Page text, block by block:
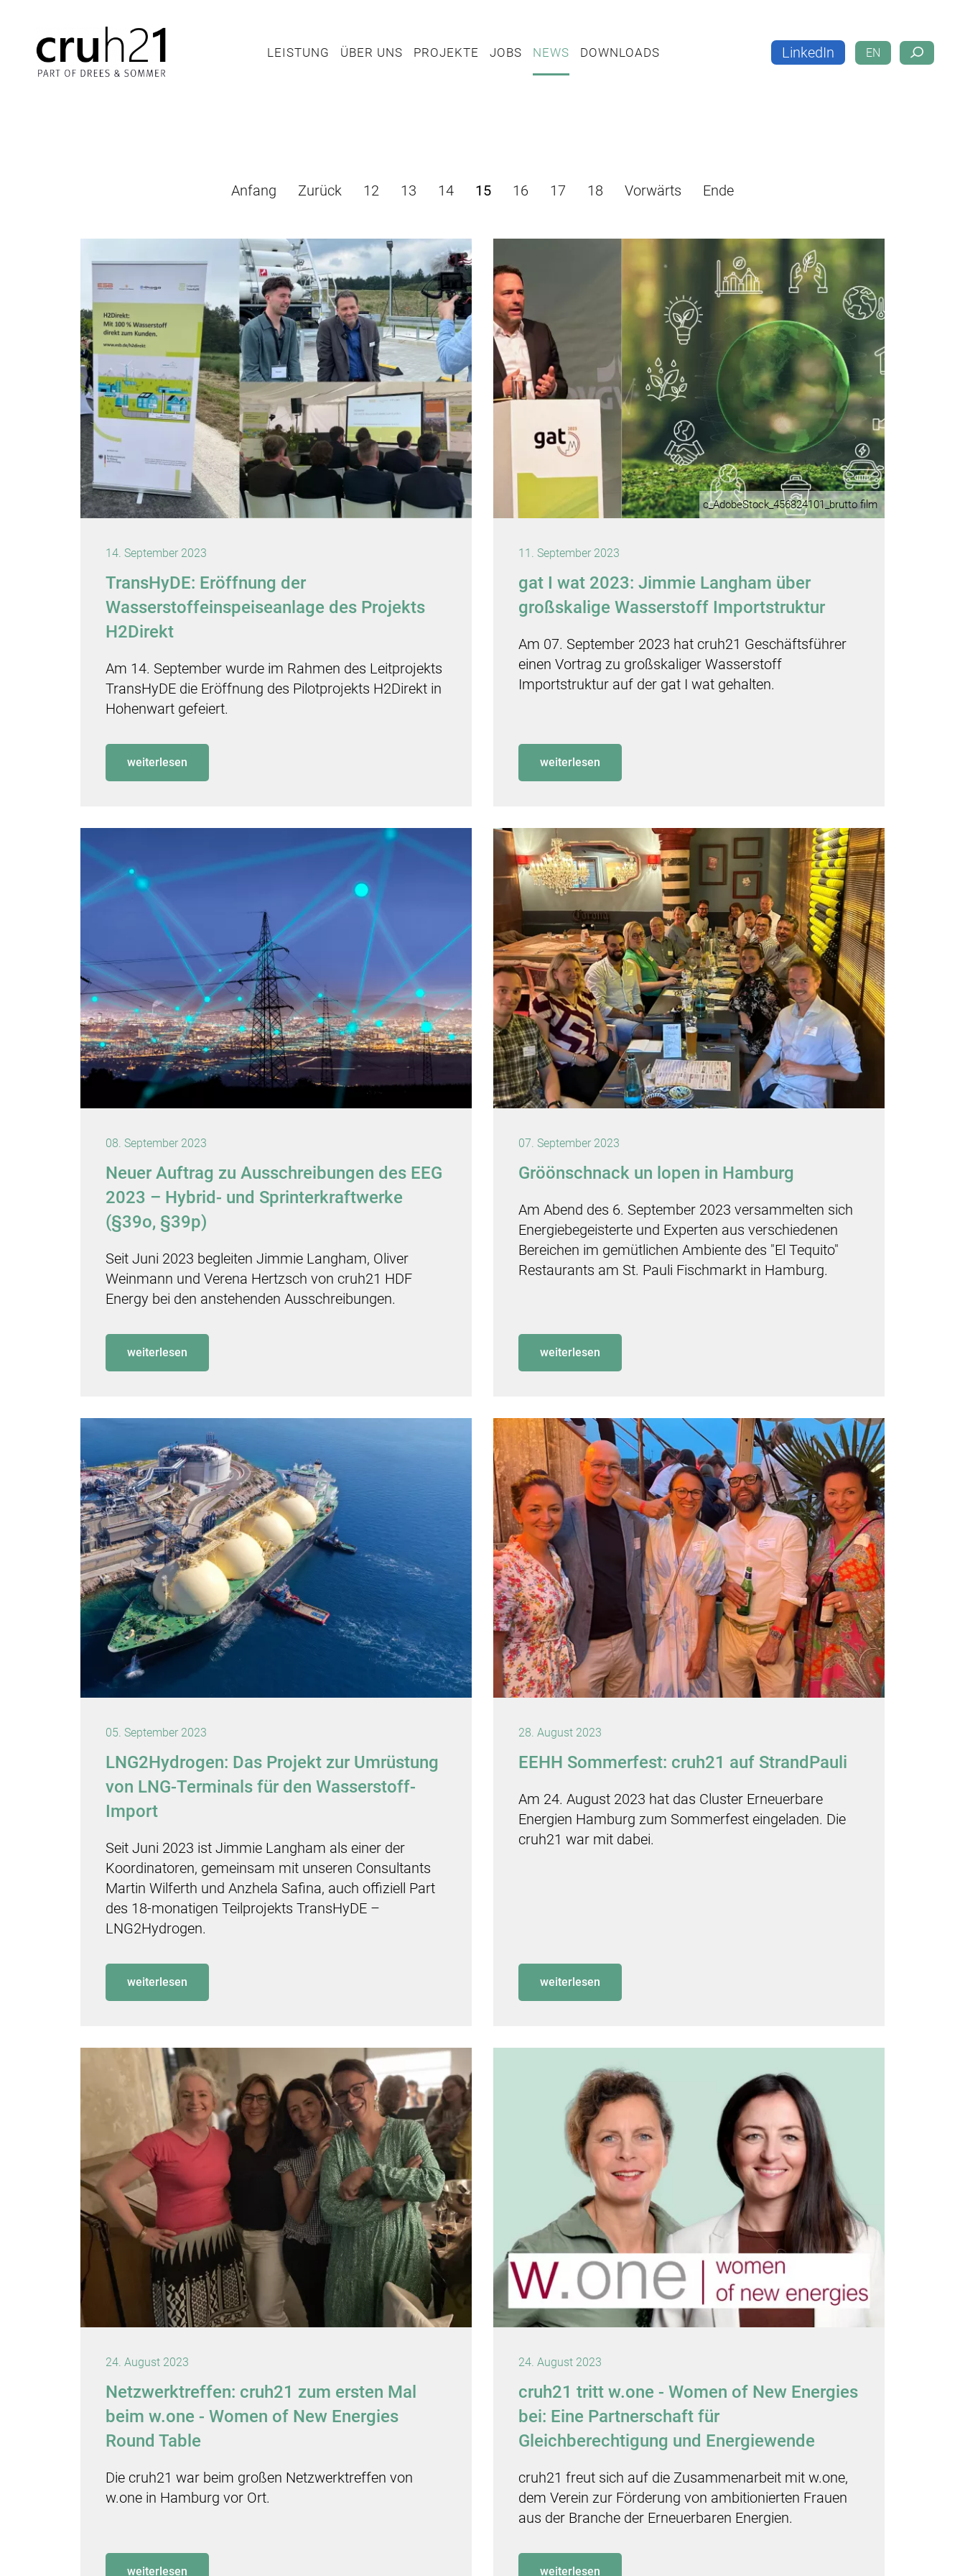
LEISTUNG ÜBER UNS PROJEKTE JOBS NEWS DOWNLOADS EN
LinkedIn
EN
LinkedIn
Anfang Zurück 12 13 14 15 16 17 18 Vorwärts Ende
14. September 2023
TransHyDE: Eröffnung der
Wasserstoffeinspeiseanlage des Projekts
H2Direkt
Am 14. September wurde im Rahmen des Leitprojekts
TransHyDE die Eröffnung des Pilotprojekts H2Direkt in
Hohenwart gefeiert.
weiterlesen
c_AdobeStock_456824101_brutto film
11. September 2023
gat I wat 2023: Jimmie Langham über
großskalige Wasserstoff Importstruktur
Am 07. September 2023 hat cruh21 Geschäftsführer
einen Vortrag zu großskaliger Wasserstoff
Importstruktur auf der gat I wat gehalten.
weiterlesen
08. September 2023
Neuer Auftrag zu Ausschreibungen des EEG
2023 – Hybrid- und Sprinterkraftwerke
(§39o, §39p)
Seit Juni 2023 begleiten Jimmie Langham, Oliver
Weinmann und Verena Hertzsch von cruh21 HDF
Energy bei den anstehenden Ausschreibungen.
weiterlesen
07. September 2023
Gröönschnack un lopen in Hamburg
Am Abend des 6. September 2023 versammelten sich
Energiebegeisterte und Experten aus verschiedenen
Bereichen im gemütlichen Ambiente des "El Tequito"
Restaurants am St. Pauli Fischmarkt in Hamburg.
weiterlesen
05. September 2023
LNG2Hydrogen: Das Projekt zur Umrüstung
von LNG-Terminals für den Wasserstoff-
Import
Seit Juni 2023 ist Jimmie Langham als einer der
Koordinatoren, gemeinsam mit unseren Consultants
Martin Wilferth und Anzhela Safina, auch offiziell Part
des 18-monatigen Teilprojekts TransHyDE –
LNG2Hydrogen.
weiterlesen
28. August 2023
EEHH Sommerfest: cruh21 auf StrandPauli
Am 24. August 2023 hat das Cluster Erneuerbare
Energien Hamburg zum Sommerfest eingeladen. Die
cruh21 war mit dabei.
weiterlesen
24. August 2023
Netzwerktreffen: cruh21 zum ersten Mal
beim w.one - Women of New Energies
Round Table
Die cruh21 war beim großen Netzwerktreffen von
w.one in Hamburg vor Ort.
weiterlesen
24. August 2023
cruh21 tritt w.one - Women of New Energies
bei: Eine Partnerschaft für
Gleichberechtigung und Energiewende
cruh21 freut sich auf die Zusammenarbeit mit w.one,
dem Verein zur Förderung von ambitionierten Frauen
aus der Branche der Erneuerbaren Energien.
weiterlesen